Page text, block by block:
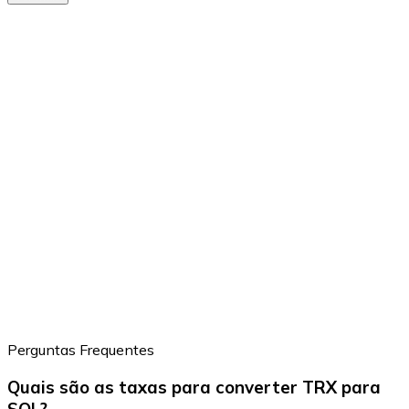
Perguntas Frequentes
Quais são as taxas para converter TRX para